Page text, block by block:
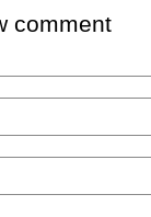
comment